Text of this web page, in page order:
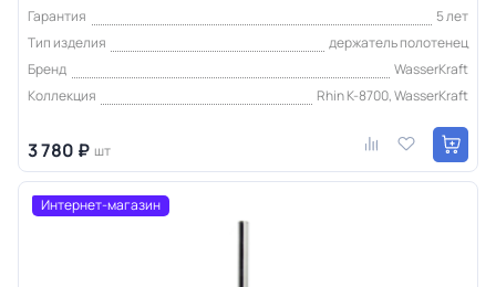
Гарантия
5 лет
Тип изделия
держатель полотенец
Бренд
WasserKraft
Коллекция
Rhin K-8700, WasserKraft
3 780 ₽ шт
Интернет-магазин